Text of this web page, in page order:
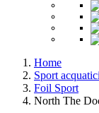
Home
Sport acquatici
Foil Sport
North The